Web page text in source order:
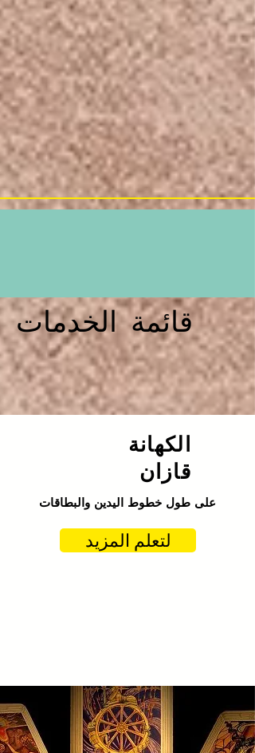
قائمة الخدمات
الكهانة
قازان
على طول خطوط اليدين والبطاقات
لتعلم المزيد